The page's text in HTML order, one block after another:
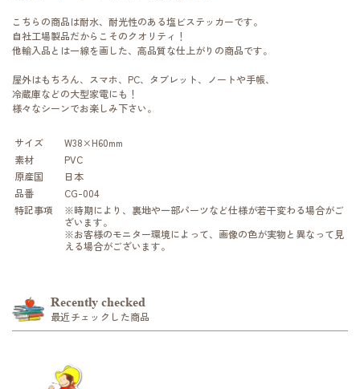
こちらの商品は耐水、耐光性のある塩ビステッカーです。
自社工場製品だからこそのクオリティ！
他輸入品とは一線を画した、高品質な仕上がりの商品です。
屋外はもちろん、スマホ、PC、タブレット、ノートや手帳、
冷蔵庫などの大型家電にも！
様々なシーンでお楽しみ下さい。
サイズ
W38×H60mm
素材
PVC
原産国
日本
品番
CG-004
特記事項
※時期により、裏地や一部パーツなど仕様が若干変わる場合がご
ざいます。
※お客様のモニター環境によって、画像の色が実物と異なって見
える場合がございます。
Recently checked
最近チェックした商品